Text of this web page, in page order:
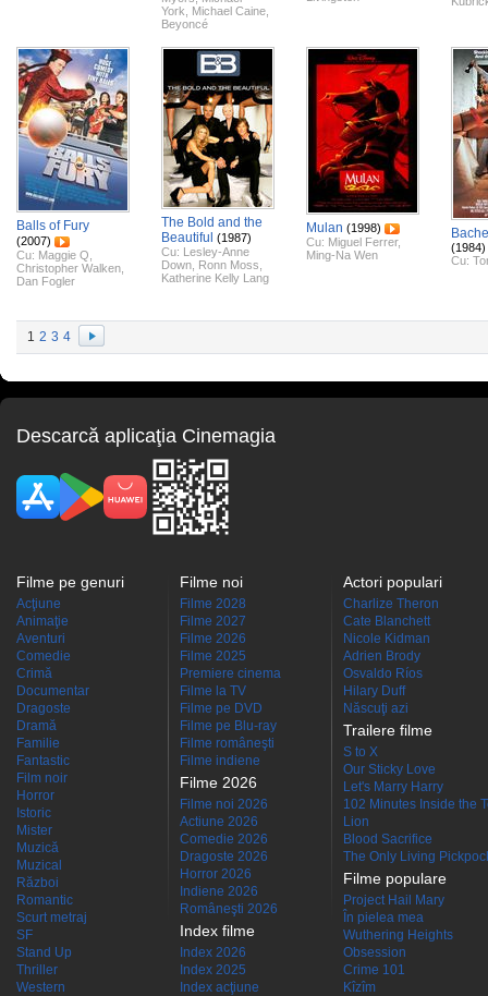
York
Michael Caine
Beyoncé
Balls of Fury
(2007)
Cu: Maggie Q
Christopher Walken
Dan Fogler
The Bold and the
Beautiful (1987)
Cu: Lesley-Anne
Down Ronn Moss
Katherine Kelly Lang
Mulan (1998)
Cu: Miguel Ferrer,
Ming-Na Wen
(1984)
Cu:
1 2 3 4
Descarcă aplicaţia Cinemagia
Filme pe genuri
Acţiune
Animaţie
Aventuri
Comedie
Crimă
Documentar
Dragoste
Dramă
Familie
Fantastic
Film noir
Horror
Istoric
Mister
Muzică
Muzical
Război
Romantic
Scurt metraj
SF
Stand Up
Thriller
Western
Filme noi
Filme 2028
Filme 2027
Filme 2026
Filme 2025
Premiere cinema
Filme la TV
Filme pe DVD
Filme pe Blu-ray
Filme româneşti
Filme indiene
Filme 2026
Filme noi 2026
Actiune 2026
Comedie 2026
Dragoste 2026
Horror 2026
Indiene 2026
Româneşti 2026
Index filme
Index 2026
Index 2025
Index acţiune
Actori populari
Charlize Theron
Cate Blanchett
Nicole Kidman
Adrien Brody
Osvaldo Ríos
Hilary Duff
Născuţi azi
Trailere filme
S to X
Our Sticky Love
Let's Marry Harry
102 Minutes Inside the
Lion
Blood Sacrifice
The Only Living
Filme populare
Project Hail Mary
În pielea mea
Wuthering Heights
Obsession
Crime 101
Kîzîm